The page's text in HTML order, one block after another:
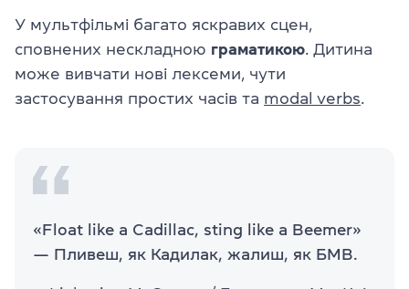
У мультфільмі багато яскравих сцен,
сповнених нескладною граматикою. Дитина
може вивчати нові лексеми, чути
застосування простих часів та modal verbs.
«Float like a Cadillac, sting like a Beemer»
— Пливеш, як Кадилак, жалиш, як БМВ.